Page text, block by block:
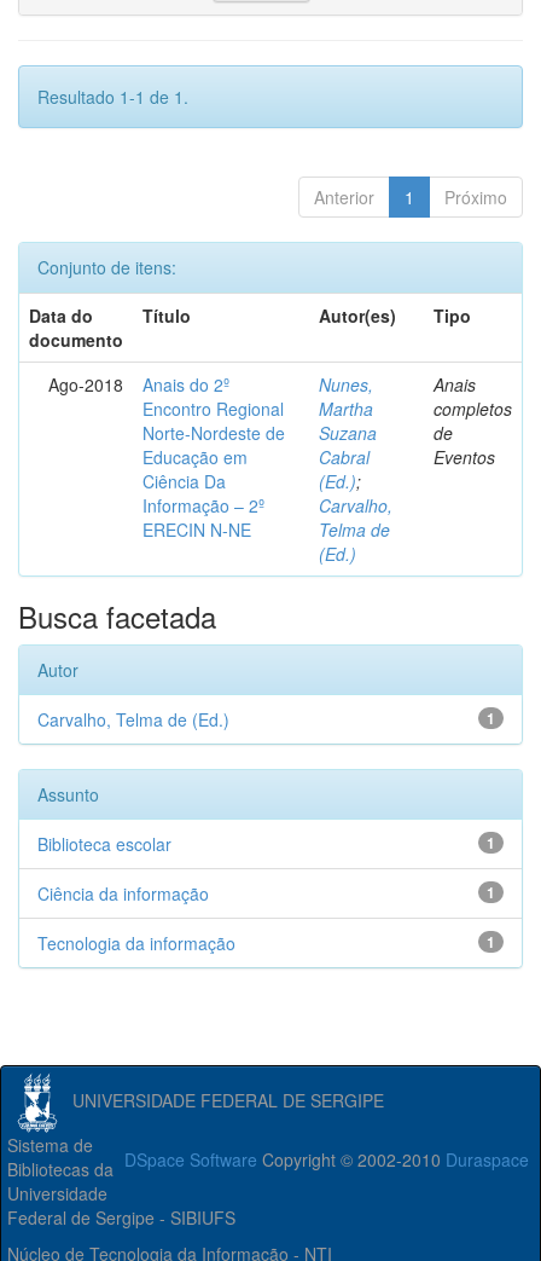
Resultado 1-1 de 1.
Anterior 1 Próximo
Conjunto de itens:
Data do
documento
Título Autor(es) Tipo
Ago-2018
Anais do 2º
Encontro Regional
Norte-Nordeste de
Educação em
Ciência Da
Informação – 2º
ERECIN N-NE
Nunes,
Martha
Suzana
Cabral
(Ed.);
Carvalho,
Telma de
(Ed.)
Anais
completos
de
Eventos
Busca facetada
Autor
1
Carvalho, Telma de (Ed.)
Assunto
1
Biblioteca escolar
1
Ciência da informação
1
Tecnologia da informação
UNIVERSIDADE FEDERAL DE SERGIPE
DSpace Software Copyright © 2002-2010 Duraspace
Sistema de
Bibliotecas da
Universidade
Federal de Sergipe - SIBIUFS
Núcleo de Tecnologia da Informação - NTI